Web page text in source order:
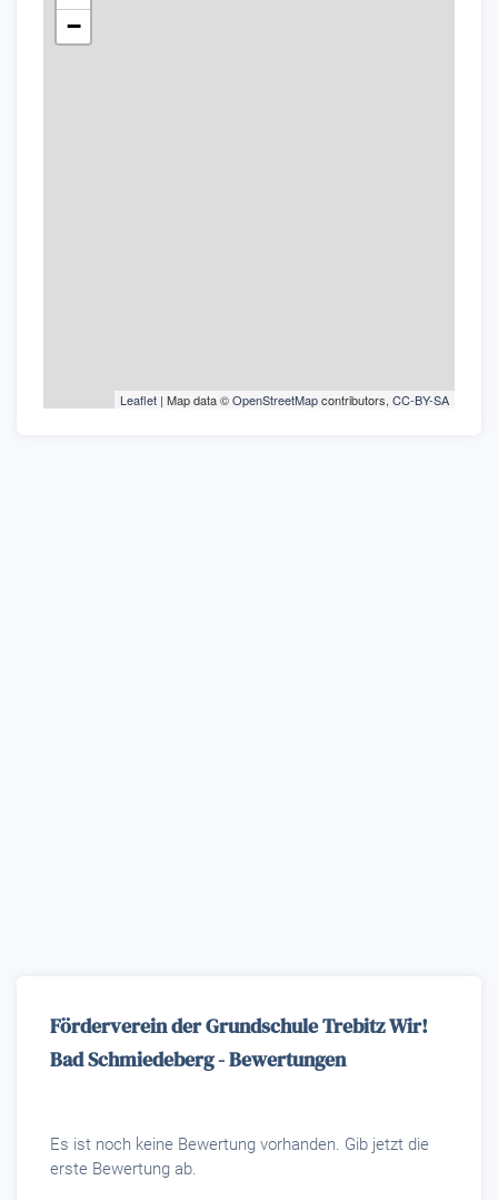
−
Leaflet | Map data ©OpenStreetMapcontributors, CC-BY-SA
Förderverein der Grundschule Trebitz Wir!
Bad Schmiedeberg - Bewertungen
Es ist noch keine Bewertung vorhanden. Gib jetzt die
erste Bewertung ab.